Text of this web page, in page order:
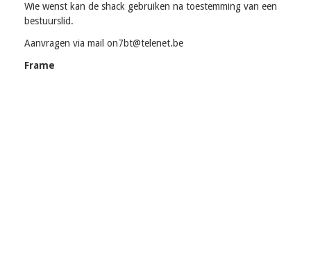
Wie wenst kan de shack gebruiken na toestemming van een
bestuurslid.
Aanvragen via mail on7bt@telenet.be
Frame